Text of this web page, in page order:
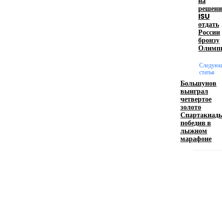
логотипом: эффективный инструмент бренда
Девушка в бокале: легендарный номер бурлеска
ISU
отдать
России
бронзу
статья
Большунов
выиграл
четвертое
золото
победив в
лыжном
марафоне